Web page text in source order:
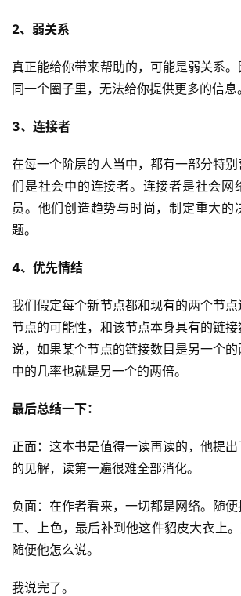
行
快
讯
开
案
例
避
指
运
营
百
业
资
会
专
登录 注册
2、弱关系
真正能给你带来帮助的，可能是弱关系
同一个圈子里，无法给你提供更多的信息。
3、连接者
在每一个阶层的人当中，都有一部分特
们是社会中的连接者。连接者是社会网
员。他们创造趋势与时尚，制定重大的
题。
4、优先情结
我们假定每个新节点都和现有的两个节
节点的可能性，和该节点本身具有的链
说，如果某个节点的链接数目是另一个
中的几率也就是另一个的两倍。
最后总结一下：
正面：这本书是值得一读再读的，他提
的见解，读第一遍很难全部消化。
负面：在作者看来，一切都是网络。随
工、上色，最后补到他这件貂皮大衣上。
随便他怎么说。
我说完了。